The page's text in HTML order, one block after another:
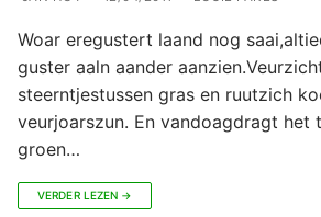
Woar eregustert laand nog
guster aaln aander
steerntjestussen gras en ruutzich
veurjoarszun. En vandoagdragt het
groen…
VERDER LEZEN →